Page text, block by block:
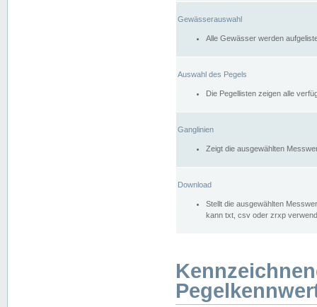
Gewässerauswahl
Alle Gewässer werden
Auswahl des Pegels
Die Pegellisten zeigen alle
Ganglinien
Zeigt die ausgewählten
Download
Stellt die ausgewählten
kann txt, csv oder zrxp